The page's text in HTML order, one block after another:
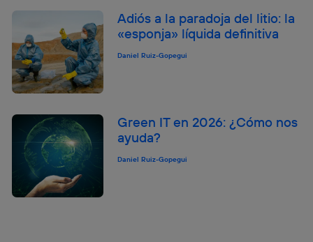
Adiós a la paradoja del litio: la
«esponja» líquida definitiva
Daniel Ruiz-Gopegui
Green IT en 2026: ¿Cómo nos
ayuda?
Daniel Ruiz-Gopegui